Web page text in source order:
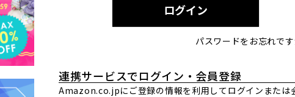
ログイン
パスワードをお忘れです
連携サービスでログイン・会員登録
Amazon.co.jpにご登録の情報を利用してログインまたは